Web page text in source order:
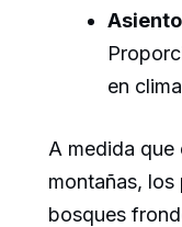
en
A medida que
montañas,
bosques